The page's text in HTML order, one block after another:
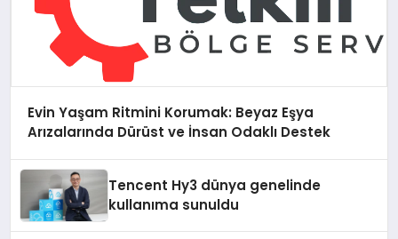
Evin Yaşam Ritmini Korumak: Beyaz Eşya
Arızalarında Dürüst ve İnsan Odaklı Destek
Tencent Hy3 dünya genelinde
kullanıma sunuldu